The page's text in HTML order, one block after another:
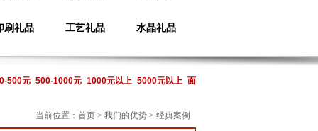
刷礼品 工艺礼品 水晶礼品
500元 500-1000元 1000元以上 5000元以上 面
当前位置： 首页 > 我们的优势 > 经典案例